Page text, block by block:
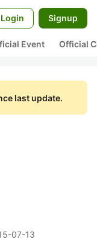
Login Signup
Event Official
last update.
07-13